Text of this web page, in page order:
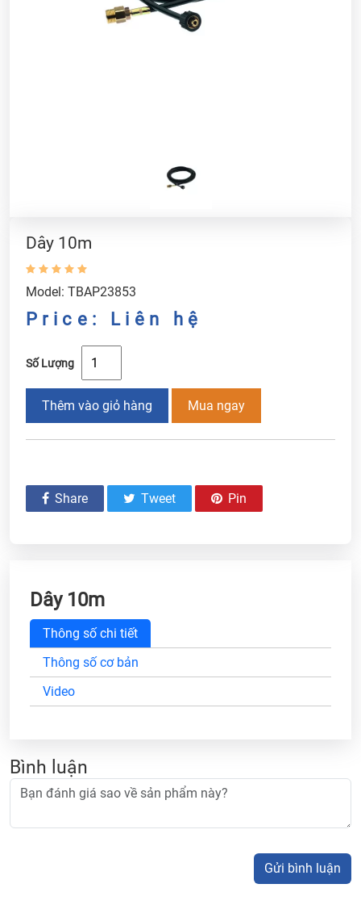
Dây 10m
Model: TBAP23853
Price: Liên hệ
Số Lượng
Thêm vào giỏ hàng Mua ngay
Share Tweet Pin
Dây 10m
Thông số chi tiết
Thông số cơ bản
Video
Bình luận
Gửi bình luận